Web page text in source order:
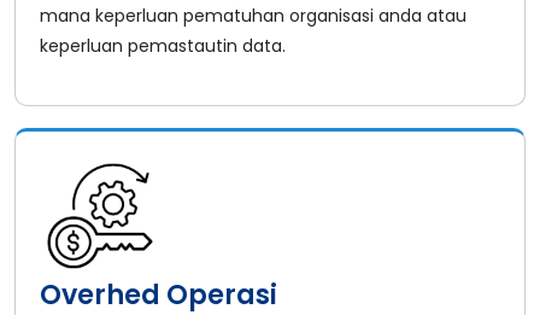
mana keperluan pematuhan organisasi anda atau
keperluan pemastautin data.
Overhed Operasi